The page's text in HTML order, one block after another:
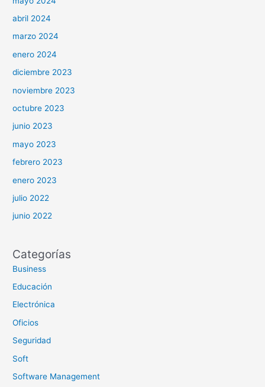
abril 2024
marzo 2024
enero 2024
diciembre 2023
noviembre 2023
octubre 2023
junio 2023
mayo 2023
febrero 2023
enero 2023
julio 2022
junio 2022
Categorías
Business
Educación
Electrónica
Oficios
Seguridad
Soft
Software Management